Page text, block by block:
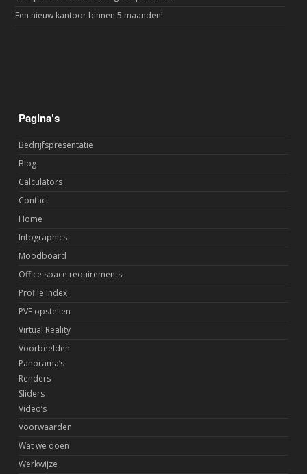
Een nieuw kantoor binnen 5 maanden!
Pagina’s
Bedrijfspresentatie
Blog
Calculators
Contact
Home
Infographics
Moodboard
Office space requirements
Profile Index
PVE opstellen
Virtual Reality
Voorbeelden
Panorama’s
Renders
Sliders
Video’s
Voorwaarden
Wat we doen
Werkwijze